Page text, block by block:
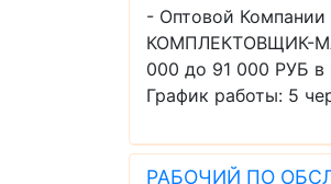
- Оптовой Компании
КОМПЛЕКТОВЩИК-
000 до 91 000 РУБ
График работы: 5
РАБОЧИЙ ПО